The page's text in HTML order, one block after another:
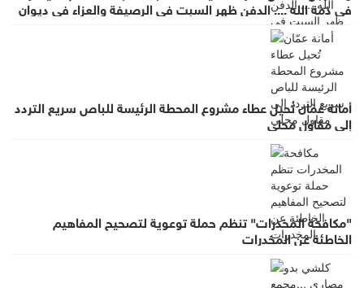
في ذمة الله .... الدفن ظهر السبت في الرصيفة والعزاء في ديوان
صانور بحي الرشيد
أمانة عمّان تُحيل عطاء مشروع المحطة الرئيسة للباص سريع التردد
إلى مقاول محلي
"مكافحة المخدرات" تنظم حملة توعوية لتصحيح المفاهيم
الخاطئة عن المخدرات